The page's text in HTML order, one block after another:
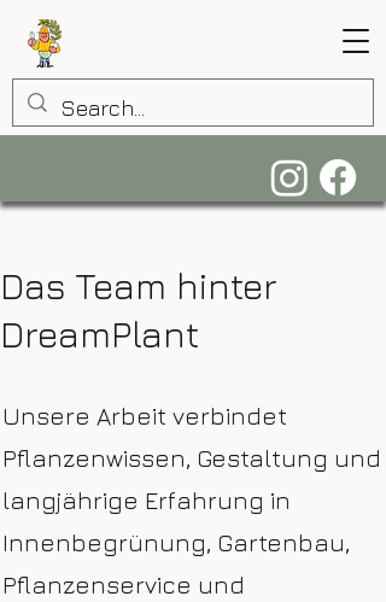
Das Team hinter
DreamPlant
Unsere Arbeit verbindet
Pflanzenwissen, Gestaltung und
langjährige Erfahrung in
Innenbegrünung, Gartenbau,
Pflanzenservice und